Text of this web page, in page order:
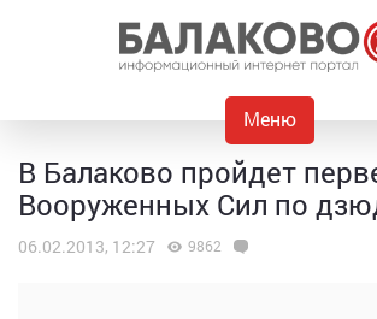
Меню
В Балаково пройдет
Вооруженных Сил по
06.02.2013, 12:27 9862